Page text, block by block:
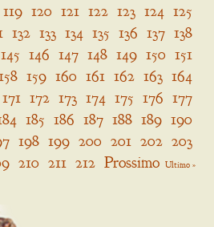
119 120 121 122 123 124 125
132 133 134 135 136 137 138
145 146 147 148 149 150 151
159 160 161 162 163 164
171 172 173 174 175 176 177
185 186 187 188 189 190
198 199 200 201 202 203
210 211 212 Prossimo Ultimo »